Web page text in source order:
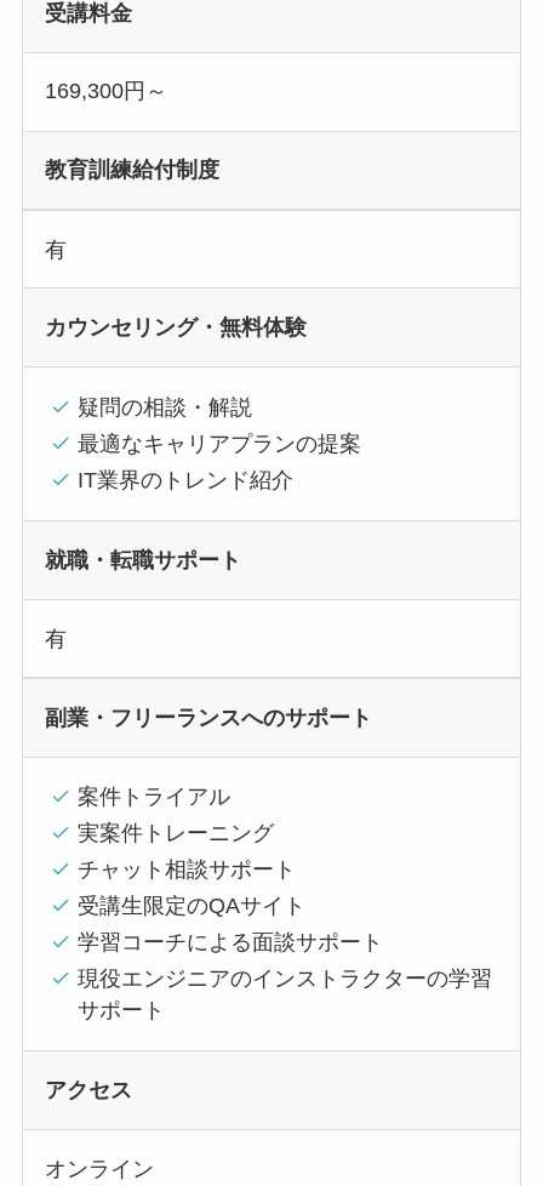
受講料金
169,300円～
教育訓練給付制度
有
カウンセリング・無料体験
疑問の相談・解説
最適なキャリアプランの提案
IT業界のトレンド紹介
就職・転職サポート
有
副業・フリーランスへのサポート
案件トライアル
実案件トレーニング
チャット相談サポート
受講生限定のQAサイト
学習コーチによる面談サポート
現役エンジニアのインストラクターの学習
サポート
アクセス
オンライン